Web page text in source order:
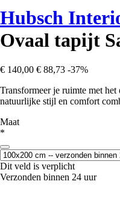
Hubsch
Ovaal tapijt
€ 140,00 € 88,73 -37%
Transformeer je ruimte met
natuurlijke stijl en comfort
Maat
*
Dit veld is verplicht
Verzonden binnen 24 uur